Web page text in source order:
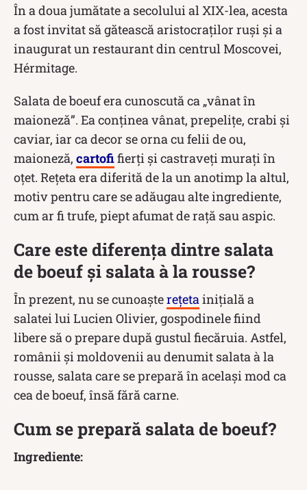
În a doua jumătate a secolului al XIX-lea, acesta
a fost invitat să gătească aristocraților ruși și a
inaugurat un restaurant din centrul Moscovei,
Hérmitage.
Salata de boeuf era cunoscută ca „vânat în
maioneză”. Ea conținea vânat, prepeliţe, crabi şi
caviar, iar ca decor se orna cu felii de ou,
maioneză, cartofifierţi şi castraveţi muraţi în
oţet. Rețeta era diferită de la un anotimp la altul,
motiv pentru care se adăugau alte ingrediente,
cum ar fi trufe, piept afumat de raţă sau aspic.
Care este diferența dintre salata
de boeuf și salata à la rousse?
În prezent, nu se cunoașterețeta inițială a
salatei lui Lucien Olivier, gospodinele fiind
libere să o prepare după gustul fiecăruia. Astfel,
românii și moldovenii au denumit salata à la
rousse, salata care se prepară în același mod ca
cea de boeuf, însă fără carne.
Cum se prepară salata de boeuf?
Ingrediente: